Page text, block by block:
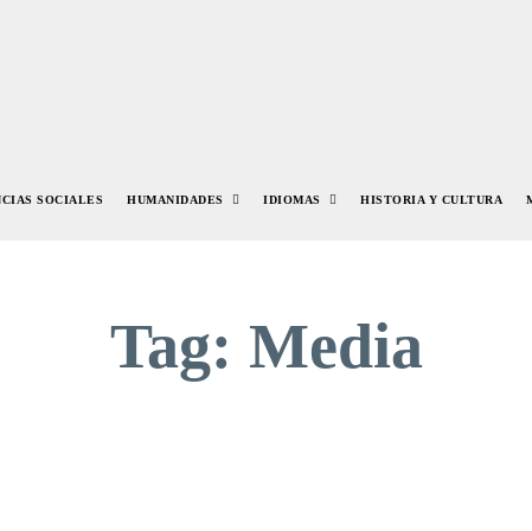
SOCIALES HUMANIDADES IDIOMAS HISTORIA Y CULTURA
Tag: Media